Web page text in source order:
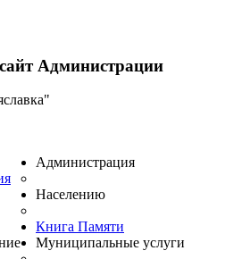
Администрации
Администрация
Населению
Книга Памяти
Муниципальные услуги